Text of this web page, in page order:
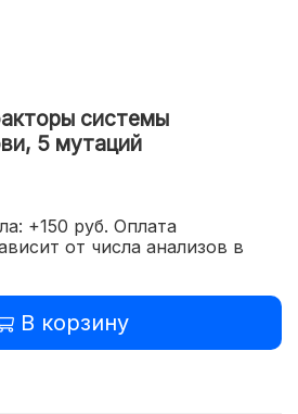
системы
5 мутаций
+150 руб. Оплата
от числа анализов в
В корзину